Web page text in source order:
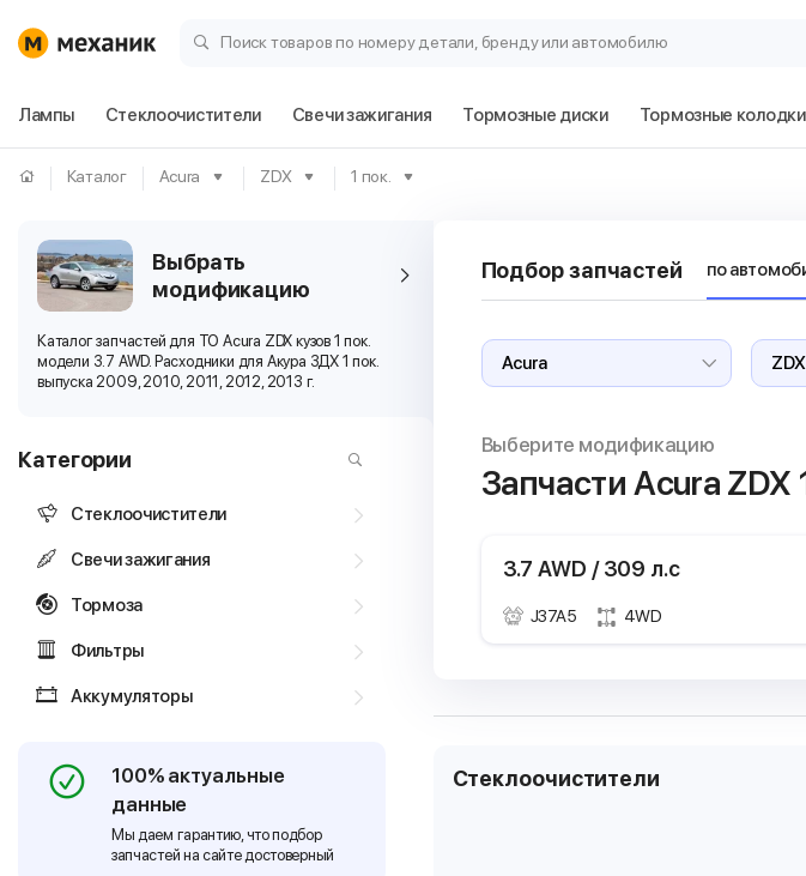
Поиск товаров по номеру детали, бренду или автомобилю
Лампы Стеклоочистители Свечи зажигания Тормозные диски Тормозные колодки
Каталог Acura ZDX 1 пок.
Выбрать
модификацию
Каталог запчастей для ТО Acura ZDX кузов 1 пок.
модели 3.7 AWD. Расходники для Акура ЗДХ 1 пок.
выпуска 2009, 2010, 2011, 2012, 2013 г.
Категории
Стеклоочистители
Свечи зажигания
Тормоза
Фильтры
Аккумуляторы
100% актуальные
данные
Мы даем гарантию, что подбор
запчастей на сайте достоверный
Подбор запчастей по
Выберите модификацию
Запчасти Acura ZDX
3.7 AWD / 309 л.с
J37A5 4WD
Стеклоочистители